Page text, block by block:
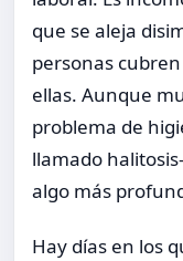
que se aleja
personas
ellas. Aunque
problema de
llamado
algo más
Hay días en los